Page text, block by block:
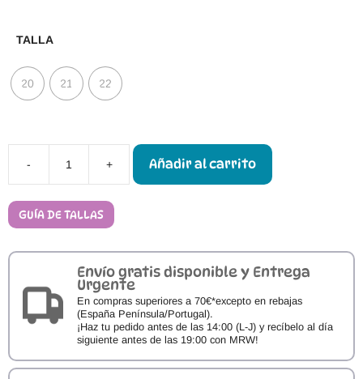
TALLA
20 21 22
-
Bobux
Xplorer
+ Añadir al carrito
GUÍA DE TALLAS
Envío gratis disponible y Entrega
Urgente
En compras superiores a 70€*excepto en rebajas
(España Península/Portugal).
¡Haz tu pedido antes de las 14:00 (L-J) y recíbelo al día
siguiente antes de las 19:00 con MRW!